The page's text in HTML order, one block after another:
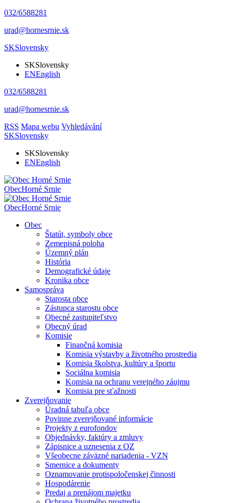
032/6588281
urad@hornesrnie.sk
SKSlovensky
SKSlovensky
ENEnglish
032/6588281
urad@hornesrnie.sk
RSS Mapa webu Vyhledávání
SKSlovensky
SKSlovensky
ENEnglish
ObecHorné Srnie
ObecHorné Srnie
Obec
Štatút, symboly obce
Zemepisná poloha
Územný plán
História
Demografické údaje
Kronika obce
Samospráva
Starosta obce
Zástupca starostu obce
Obecné zastupiteľstvo
Obecný úrad
Komisie
Finančná komisia
Komisia výstavby a životného prostredia
Komisia školstva, kultúry a športu
Sociálna komisia
Komisia na ochranu verejného záujmu
Komisia pre sťažnosti
Zverejňovanie
Úradná tabuľa obce
Povinne zverejňované informácie
Projekty z eurofondov
Objednávky, faktúry a zmluvy
Zápisnice a uznesenia z OZ
Všeobecne záväzné nariadenia - VZN
Smernice a dokumenty
Oznamovanie protispoločenskej činnosti
Hospodárenie
Predaj a prenájom majetku